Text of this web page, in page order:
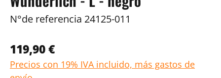
N°de referencia 24125-011
119,90 €
Precios con 19% IVA incluido, más gastos de